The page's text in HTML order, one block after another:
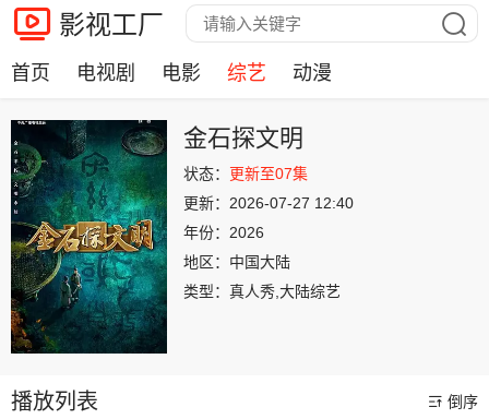
影视工厂
首页 电视剧 电影 综艺 动漫
金石探文明
状态： 更新至07集
更新： 2026-07-27 12:40
年份： 2026
地区： 中国大陆
类型： 真人秀,大陆综艺
播放列表 倒序